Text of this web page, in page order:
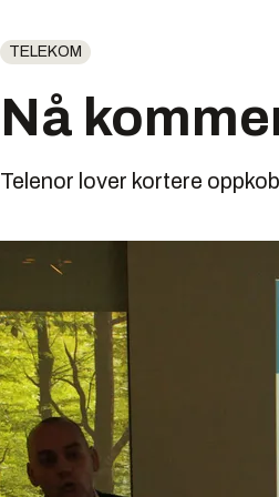
TELEKOM
Nå
Telenor lover kortere